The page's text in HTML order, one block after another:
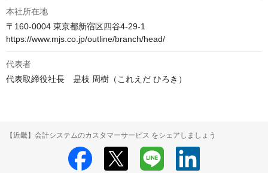
本社所在地
〒160-0004 東京都新宿区四谷4-29-1
https://www.mjs.co.jp/outline/branch/head/
代表者
代表取締役社長　是枝 周樹（これえだ ひろき）
【近畿】会計システムのカスタマーサービス をシェアしましょう